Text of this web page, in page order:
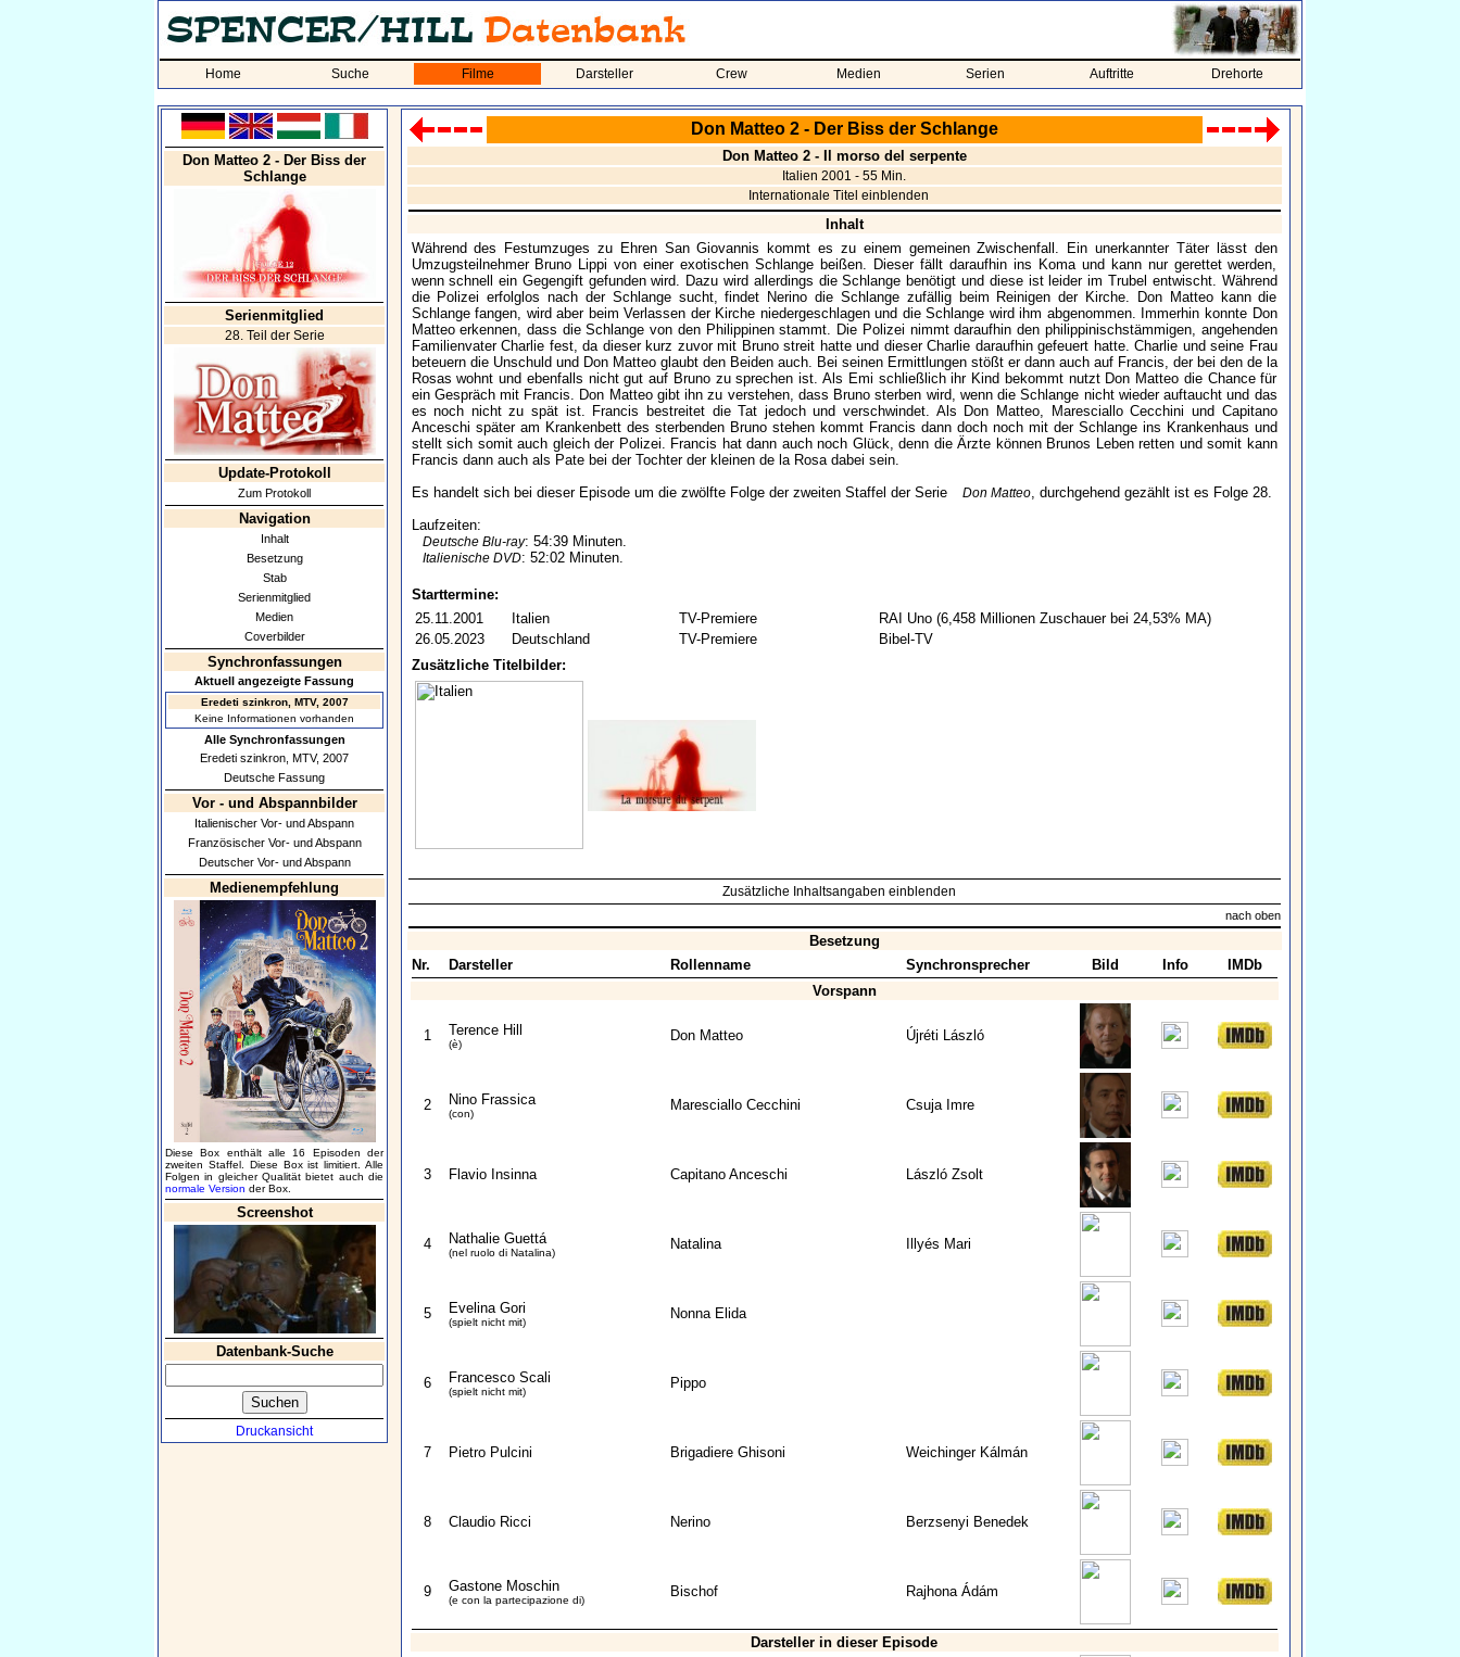
Home Suche Filme Darsteller Crew Medien Serien Auftritte Drehorte
Don Matteo 2 - Der Biss der
Schlange
Serienmitglied
28. Teil der Serie
Update-Protokoll
Zum Protokoll
Navigation
Inhalt
Besetzung
Stab
Serienmitglied
Medien
Coverbilder
Synchronfassungen
Aktuell angezeigte Fassung
Eredeti szinkron, MTV, 2007
Keine Informationen vorhanden
Alle Synchronfassungen
Eredeti szinkron, MTV, 2007
Deutsche Fassung
Vor - und Abspannbilder
Italienischer Vor- und Abspann
Französischer Vor- und Abspann
Deutscher Vor- und Abspann
Medienempfehlung
Diese Box enthält alle 16 Episoden der
zweiten Staffel. Diese Box ist limitiert. Alle
Folgen in gleicher Qualität bietet auch die
normale Version der Box.
Screenshot
Datenbank-Suche
Druckansicht
Don Matteo 2 - Der Biss der Schlange
Don Matteo 2 - Il morso del serpente
Italien 2001 - 55 Min.
Internationale Titel einblenden
Inhalt
Während des Festumzuges zu Ehren San Giovannis kommt es zu einem gemeinen Zwischenfall. Ein unerkannter Täter lässt den
Umzugsteilnehmer Bruno Lippi von einer exotischen Schlange beißen. Dieser fällt daraufhin ins Koma und kann nur gerettet werden,
wenn schnell ein Gegengift gefunden wird. Dazu wird allerdings die Schlange benötigt und diese ist leider im Trubel entwischt. Während
die Polizei erfolglos nach der Schlange sucht, findet Nerino die Schlange zufällig beim Reinigen der Kirche. Don Matteo kann die
Schlange fangen, wird aber beim Verlassen der Kirche niedergeschlagen und die Schlange wird ihm abgenommen. Immerhin konnte Don
Matteo erkennen, dass die Schlange von den Philippinen stammt. Die Polizei nimmt daraufhin den philippinischstämmigen, angehenden
Familienvater Charlie fest, da dieser kurz zuvor mit Bruno streit hatte und dieser Charlie daraufhin gefeuert hatte. Charlie und seine Frau
beteuern die Unschuld und Don Matteo glaubt den Beiden auch. Bei seinen Ermittlungen stößt er dann auch auf Francis, der bei den de la
Rosas wohnt und ebenfalls nicht gut auf Bruno zu sprechen ist. Als Emi schließlich ihr Kind bekommt nutzt Don Matteo die Chance für
ein Gespräch mit Francis. Don Matteo gibt ihn zu verstehen, dass Bruno sterben wird, wenn die Schlange nicht wieder auftaucht und das
es noch nicht zu spät ist. Francis bestreitet die Tat jedoch und verschwindet. Als Don Matteo, Maresciallo Cecchini und Capitano
Anceschi später am Krankenbett des sterbenden Bruno stehen kommt Francis dann doch noch mit der Schlange ins Krankenhaus und
stellt sich somit auch gleich der Polizei. Francis hat dann auch noch Glück, denn die Ärzte können Brunos Leben retten und somit kann
Francis dann auch als Pate bei der Tochter der kleinen de la Rosa dabei sein.
Es handelt sich bei dieser Episode um die zwölfte Folge der zweiten Staffel der Serie
Don Matteo, durchgehend gezählt ist es Folge 28.
Laufzeiten:
Deutsche Blu-ray: 54:39 Minuten.
Italienische DVD: 52:02 Minuten.
Starttermine:
25.11.2001
Italien TV-Premiere
RAI Uno (6,458 Millionen Zuschauer bei 24,53% MA)
26.05.2023
Deutschland TV-Premiere
Bibel-TV
Zusätzliche Titelbilder:
Zusätzliche Inhaltsangaben einblenden
nach oben
Besetzung
Nr.
Darsteller Rollenname Synchronsprecher Bild Info
IMDb
Vorspann
1 Terence Hill
(è)
Don Matteo Újréti László
2 Nino Frassica
(con)
Maresciallo Cecchini Csuja Imre
3 Flavio Insinna Capitano Anceschi László Zsolt
4 Nathalie Guettá
(nel ruolo di Natalina)
Natalina Illyés Mari
5 Evelina Gori
(spielt nicht mit)
Nonna Elida
6 Francesco Scali
(spielt nicht mit)
Pippo
7 Pietro Pulcini Brigadiere Ghisoni Weichinger Kálmán
8 Claudio Ricci Nerino Berzsenyi Benedek
9 Gastone Moschin
(e con la partecipazione di)
Bischof Rajhona Ádám
Darsteller in dieser Episode